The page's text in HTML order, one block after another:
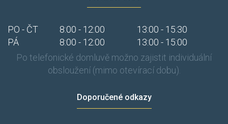
PO - ČT 8:00 - 12:00
13:00 - 15:30
PÁ
8:00 - 12:00
13:00 - 15:00
Po telefonické domluvě možno zajistit individuální
obsloužení (mimo otevírací dobu).
Doporučené odkazy